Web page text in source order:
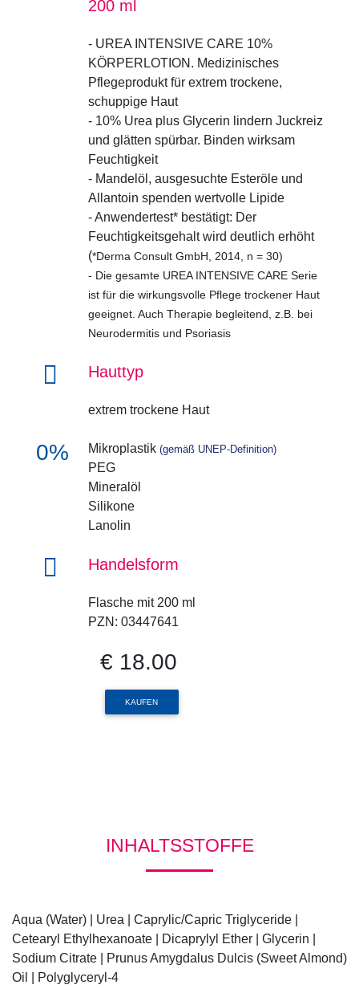
200 ml
- UREA INTENSIVE CARE 10%
KÖRPERLOTION. Medizinisches
Pflegeprodukt für extrem trockene,
schuppige Haut
- 10% Urea plus Glycerin lindern Juckreiz
und glätten spürbar. Binden wirksam
Feuchtigkeit
- Mandelöl, ausgesuchte Esteröle und
Allantoin spenden wertvolle Lipide
- Anwendertest* bestätigt: Der
Feuchtigkeitsgehalt wird deutlich erhöht
(*Derma Consult GmbH, 2014, n = 30)
- Die gesamte UREA INTENSIVE CARE Serie
ist für die wirkungsvolle Pflege trockener Haut
geeignet. Auch Therapie begleitend, z.B. bei
Neurodermitis und Psoriasis
Hauttyp
extrem trockene Haut
0% Mikroplastik (gemäß UNEP-Definition)
PEG
Mineralöl
Silikone
Lanolin
Handelsform
Flasche mit 200 ml
PZN: 03447641
€ 18.00
KAUFEN
INHALTSSTOFFE
Aqua (Water) | Urea | Caprylic/Capric Triglyceride |
Cetearyl Ethylhexanoate | Dicaprylyl Ether | Glycerin |
Sodium Citrate | Prunus Amygdalus Dulcis (Sweet Almond)
Oil | Polyglyceryl-4
Notwendig
Marketing
Google Maps